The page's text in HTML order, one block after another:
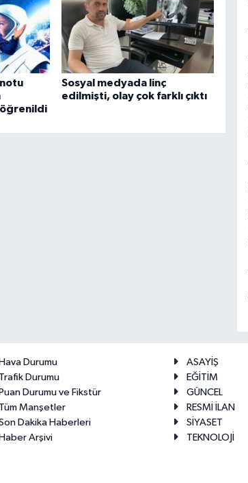
Sosyal medyada linç
edilmişti, olay çok farklı çıktı
Hava Durumu
Trafik Durumu
Puan Durumu ve Fikstür
Tüm Manşetler
Dakika Haberleri
Haber Arşivi
ASAYİŞ
EĞİTİM
GÜNCEL
RESMİ İLAN
SİYASET
TEKNOLOJİ